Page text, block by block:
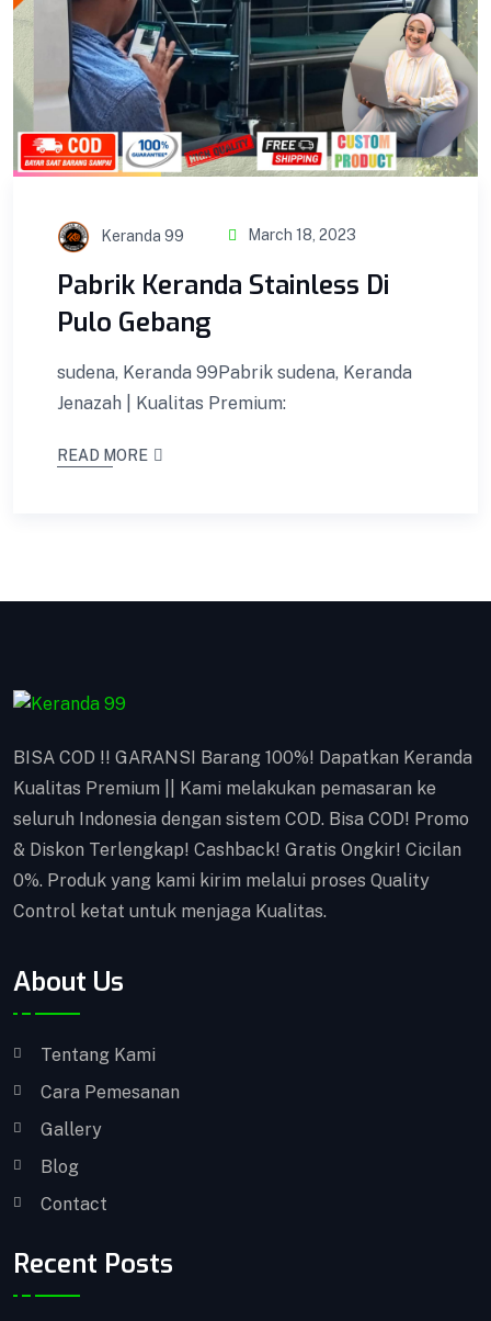
Kotak Amal
VIEW DETAILS
Keranda 99 March 18, 2023
Pabrik Keranda Stainless Di
Pulo Gebang
sudena, Keranda 99Pabrik sudena, Keranda
Jenazah | Kualitas Premium:
READ MORE
BISA COD !! GARANSI Barang 100%! Dapatkan Keranda
Kualitas Premium || Kami melakukan pemasaran ke
seluruh Indonesia dengan sistem COD. Bisa COD! Promo
& Diskon Terlengkap! Cashback! Gratis Ongkir! Cicilan
0%. Produk yang kami kirim melalui proses Quality
Control ketat untuk menjaga Kualitas.
About Us
Tentang Kami
Cara Pemesanan
Gallery
Blog
Contact
Recent Posts